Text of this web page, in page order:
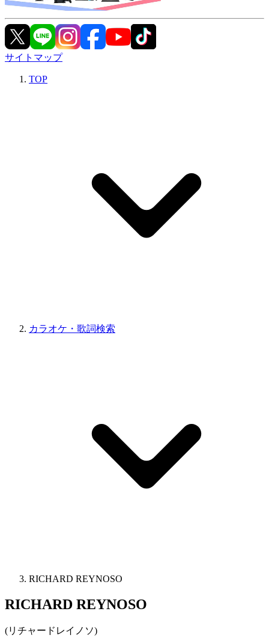
サイトマップ
TOP
カラオケ・歌詞検索
RICHARD REYNOSO
RICHARD REYNOSO
(リチャードレイノソ)